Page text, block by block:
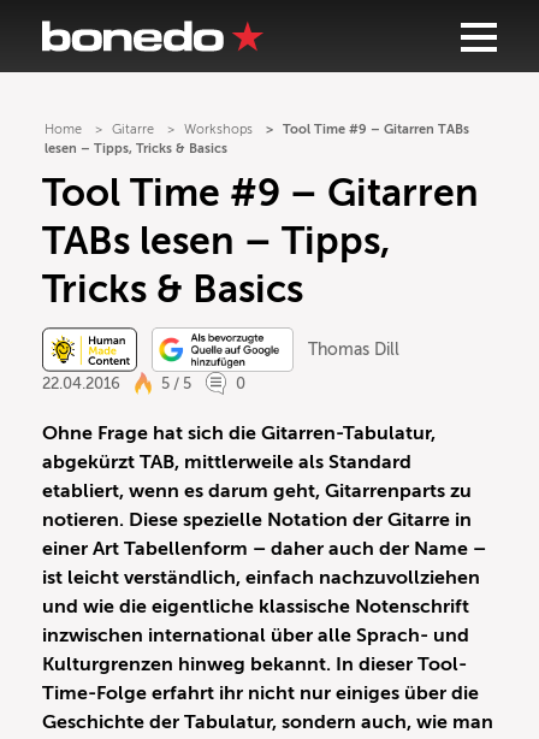
Home Gitarre Workshops
Tool Time #9 – Gitarren TABs
lesen – Tipps, Tricks & Basics
Tool Time #9 – Gitarren
TABs lesen – Tipps,
Tricks & Basics
Thomas Dill
22.04.2016
5 / 5 0
Ohne Frage hat sich die Gitarren-Tabulatur,
abgekürzt TAB, mittlerweile als Standard
etabliert, wenn es darum geht, Gitarrenparts zu
notieren. Diese spezielle Notation der Gitarre in
einer Art Tabellenform – daher auch der Name –
ist leicht verständlich, einfach nachzuvollziehen
und wie die eigentliche klassische Notenschrift
inzwischen international über alle Sprach- und
Kulturgrenzen hinweg bekannt. In dieser Tool-
Time-Folge erfahrt ihr nicht nur einiges über die
Geschichte der Tabulatur, sondern auch, wie man